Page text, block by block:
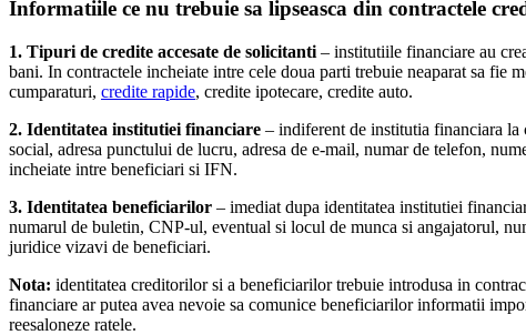
Informatiile ce nu trebuie sa lipseasca din contractele
1. Tipuri de credite accesate de solicitanti – institutiile financiare au
bani. In contractele incheiate intre cele doua parti trebuie neaparat sa fie
cumparaturi, credite rapide, credite ipotecare, credite auto.
2. Identitatea institutiei financiare – indiferent de institutia financiara la
social, adresa punctului de lucru, adresa de e-mail, numar de telefon,
incheiate intre beneficiari si IFN.
3. Identitatea beneficiarilor – imediat dupa identitatea institutiei
numarul de buletin, CNP-ul, eventual si locul de munca si angajatorul,
juridice vizavi de beneficiari.
Nota: identitatea creditorilor si a beneficiarilor trebuie introdusa in
financiare ar putea avea nevoie sa comunice beneficiarilor informatii
reesaloneze ratele.